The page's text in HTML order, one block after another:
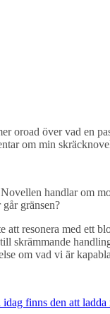
över vad en
om min
handlar om
gränsen?
resonera med ett
skrämmande
om vad vi är
finns den att